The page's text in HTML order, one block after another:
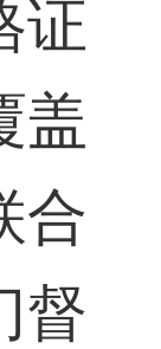
证
盖
合
督